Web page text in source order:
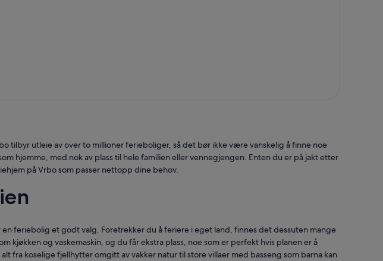
tilbyr utleie av over to millioner ferieboliger, så det bør ikke være vanskelig å finne noe
hjemme, med nok av plass til hele familien eller vennegjengen. Enten du er på jakt etter
på Vrbo som passer nettopp dine behov.
feriebolig et godt valg. Foretrekker du å feriere i eget land, finnes det dessuten mange
og vaskemaskin, og du får ekstra plass, noe som er perfekt hvis planen er å
koselige fjellhytter omgitt av vakker natur til store villaer med basseng som barna kan